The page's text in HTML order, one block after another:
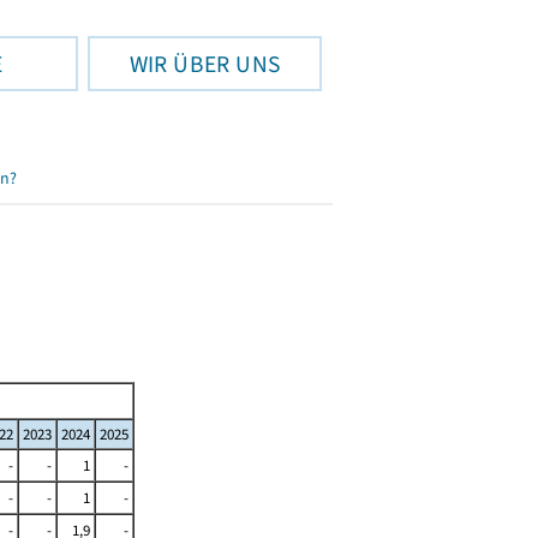
WIR ÜBER UNS
2023 2024 2025
- - 1
-
- - 1
-
- - 1,9
-